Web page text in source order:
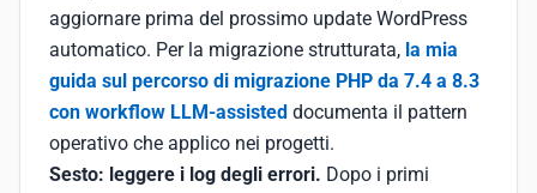
aggiornare prima del prossimo update WordPress
automatico. Per la migrazione strutturata, la mia
guida sul percorso di migrazione PHP da 7.4 a 8.3
con workflow LLM-assisted documenta il pattern
operativo che applico nei progetti.
Sesto: leggere i log degli errori. Dopo i primi